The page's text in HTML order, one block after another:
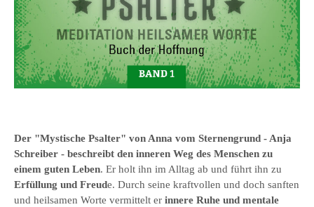
Der "Mystische Psalter" von Anna vom Sternengrund - Anja
Schreiber - beschreibt den inneren Weg des Menschen zu
einem guten Leben. Er holt ihn im Alltag ab und führt ihn zu
Erfüllung und Freude. Durch seine kraftvollen und doch sanften
und heilsamen Worte vermittelt er innere Ruhe und mentale